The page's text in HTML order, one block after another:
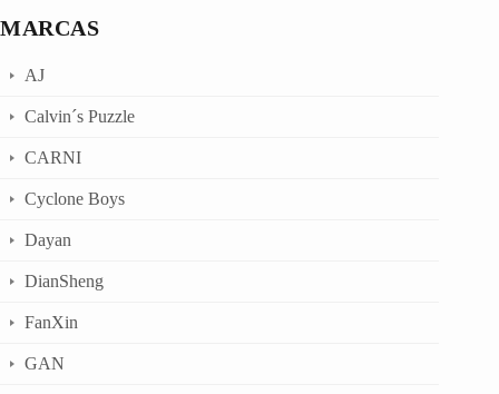
MARCAS
AJ
Calvin´s Puzzle
CARNI
Cyclone Boys
Dayan
DianSheng
FanXin
GAN